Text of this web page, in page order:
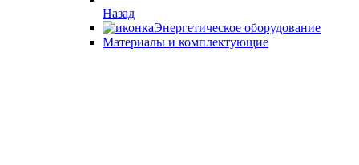
Назад
Энергетическое оборудование
Материалы и комплектующие